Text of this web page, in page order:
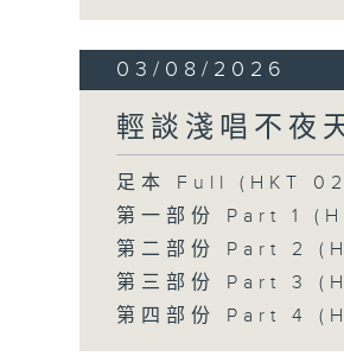
03/08/2026
輕談淺唱不夜
足本 Full (HKT
第一部份 Part 1
第二部份 Part 2
第三部份 Part 3
第四部份 Part 4